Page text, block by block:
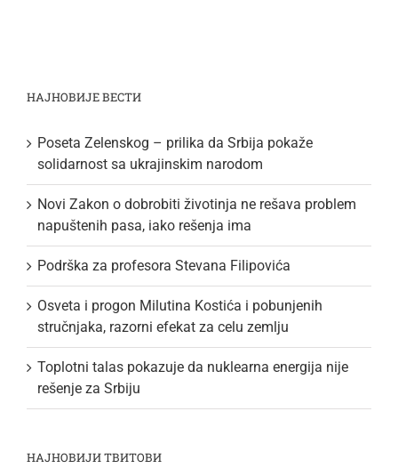
НАЈНОВИЈЕ ВЕСТИ
Poseta Zelenskog – prilika da Srbija pokaže
solidarnost sa ukrajinskim narodom
Novi Zakon o dobrobiti životinja ne rešava problem
napuštenih pasa, iako rešenja ima
Podrška za profesora Stevana Filipovića
Osveta i progon Milutina Kostića i pobunjenih
stručnjaka, razorni efekat za celu zemlju
Toplotni talas pokazuje da nuklearna energija nije
rešenje za Srbiju
НАЈНОВИЈИ ТВИТОВИ